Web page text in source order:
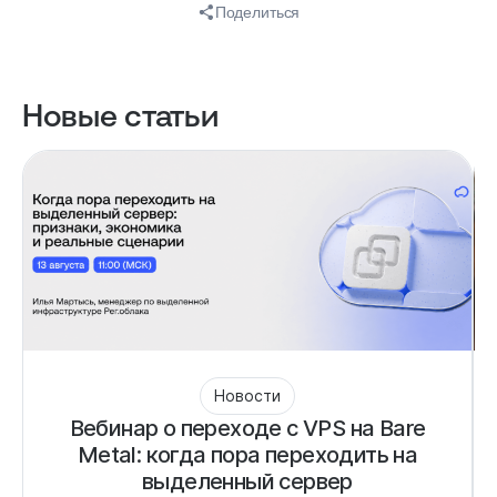
Поделиться
Новые статьи
Новости
Вебинар о переходе с VPS на Bare
Metal: когда пора переходить на
выделенный сервер